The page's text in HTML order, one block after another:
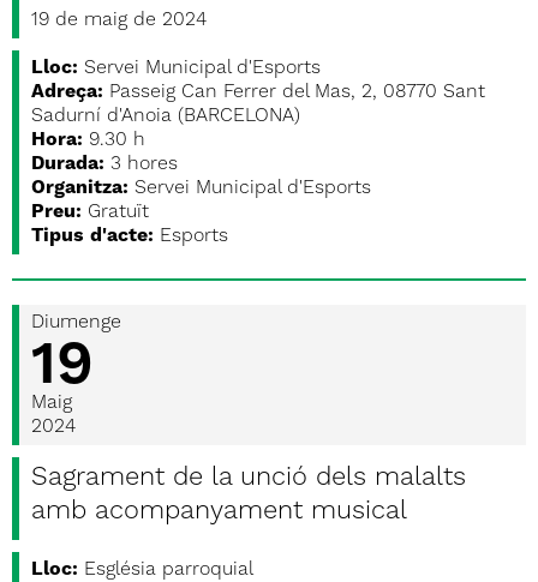
19 de maig de 2024
Lloc: Servei Municipal d'Esports
Adreça: Passeig Can Ferrer del Mas, 2, 08770 Sant
Sadurní d'Anoia (BARCELONA)
Hora: 9.30 h
Durada: 3 hores
Organitza: Servei Municipal d'Esports
Preu: Gratuït
Tipus d'acte: Esports
Diumenge
19
Maig
2024
Sagrament de la unció dels malalts
amb acompanyament musical
Lloc: Església parroquial